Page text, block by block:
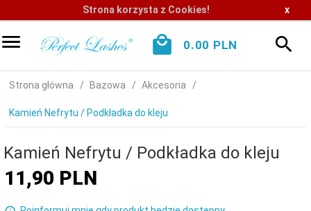
Strona korzysta z Cookies! x
0.00 PLN
Strona główna Bazowa Akcesoria
Kamień Nefrytu / Podkładka do kleju
Kamień Nefrytu / Podkładka do kleju
11,90 PLN